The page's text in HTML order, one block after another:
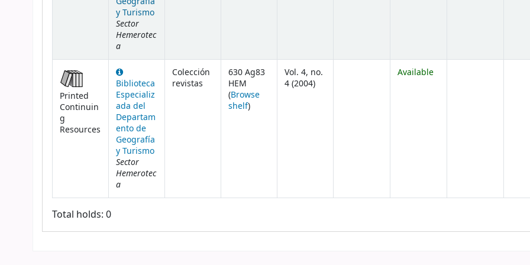
y Turismo
Sector
Hemerotec
a
Printed
Continuin
g
Resources
Biblioteca
Especializ
ada del
Departam
ento de
Geografía
y Turismo
Sector
Hemerotec
a
Colección
revistas
630 Ag83
HEM
(Browse
shelf(Opens below)
)
Vol. 4, no.
4 (2004)
Available
Total holds: 0